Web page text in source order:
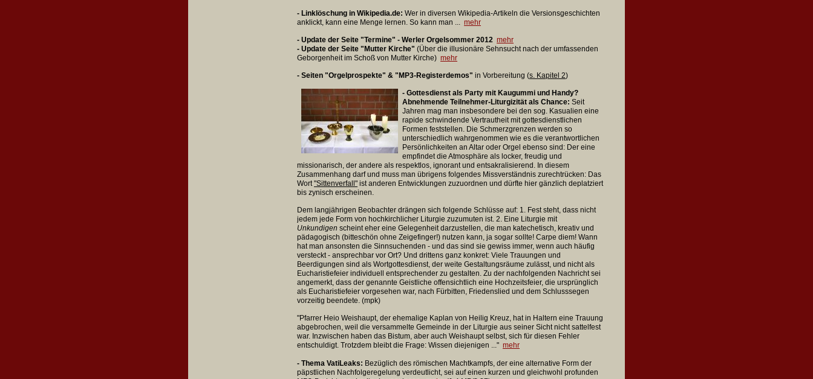
- Linklöschung in Wikipedia.de: Wer in diversen Wikipedia-Artikeln die Versionsgeschichten
anklickt, kann eine Menge lernen. So kann man ... mehr
- Update der Seite "Termine" - Werler Orgelsommer 2012 mehr
- Update der Seite "Mutter Kirche" (Über die illusionäre Sehnsucht nach der umfassenden
Geborgenheit im Schoß von Mutter Kirche) mehr
- Seiten "Orgelprospekte" & "MP3-Registerdemos" in Vorbereitung (s. Kapitel 2)
- Gottesdienst als Party mit Kaugummi und Handy?
Abnehmende Teilnehmer-Liturgizität als Chance: Seit
Jahren mag man insbesondere bei den sog. Kasualien eine
rapide schwindende Vertrautheit mit gottesdienstlichen
Formen feststellen. Die Schmerzgrenzen werden so
unterschiedlich wahrgenommen wie es die verantwortlichen
Persönlichkeiten an Altar oder Orgel ebenso sind: Der eine
empfindet die Atmosphäre als locker, freudig und
missionarisch, der andere als respektlos, ignorant und entsakralisierend. In diesem
Zusammenhang darf und muss man übrigens folgendes Missverständnis zurechtrücken: Das
Wort"Sittenverfall" ist anderen Entwicklungen zuzuordnen und dürfte hier gänzlich deplatziert
bis zynisch erscheinen.
Dem langjährigen Beobachter drängen sich folgende Schlüsse auf: 1. Fest steht, dass nicht
jedem jede Form von hochkirchlicher Liturgie zuzumuten ist. 2. Eine Liturgie mit
Unkundigen scheint eher eine Gelegenheit darzustellen, die man katechetisch, kreativ und
pädagogisch (bitteschön ohne Zeigefinger!) nutzen kann, ja sogar sollte! Carpe diem! Wann
hat man ansonsten die Sinnsuchenden - und das sind sie gewiss immer, wenn auch häufig
versteckt - ansprechbar vor Ort? Und drittens ganz konkret: Viele Trauungen und
Beerdigungen sind als Wortgottesdienst, der weite Gestaltungsräume zulässt, und nicht als
Eucharistiefeier individuell entsprechender zu gestalten. Zu der nachfolgenden Nachricht sei
angemerkt, dass der genannte Geistliche offensichtlich eine Hochzeitsfeier, die ursprünglich
als Eucharistiefeier vorgesehen war, nach Fürbitten, Friedenslied und dem Schlusssegen
vorzeitig beendete. (mpk)
"Pfarrer Heio Weishaupt, der ehemalige Kaplan von Heilig Kreuz, hat in Haltern eine Trauung
abgebrochen, weil die versammelte Gemeinde in der Liturgie aus seiner Sicht nicht sattelfest
war. Inzwischen haben das Bistum, aber auch Weishaupt selbst, sich für diesen Fehler
entschuldigt. Trotzdem bleibt die Frage: Wissen diejenigen ..." mehr
- Thema VatiLeaks: Bezüglich des römischen Machtkampfs, der eine alternative Form der
päpstlichen Nachfolgeregelung verdeutlicht, sei auf einen kurzen und gleichwohl profunden